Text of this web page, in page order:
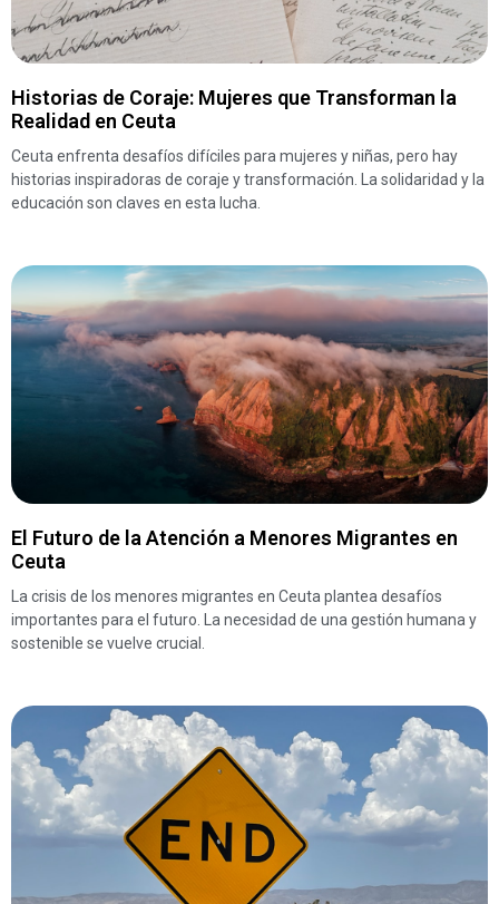
Historias de Coraje: Mujeres que Transforman la
Realidad en Ceuta
Ceuta enfrenta desafíos difíciles para mujeres y niñas, pero hay
historias inspiradoras de coraje y transformación. La solidaridad y la
educación son claves en esta lucha.
El Futuro de la Atención a Menores Migrantes en
Ceuta
La crisis de los menores migrantes en Ceuta plantea desafíos
importantes para el futuro. La necesidad de una gestión humana y
sostenible se vuelve crucial.